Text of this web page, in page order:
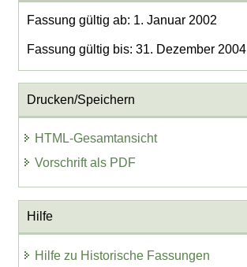
Fassung gültig ab: 1. Januar 2002
Fassung gültig bis: 31. Dezember 2004
Drucken/Speichern
HTML-Gesamtansicht
Vorschrift als PDF
Hilfe
Hilfe zu Historische Fassungen